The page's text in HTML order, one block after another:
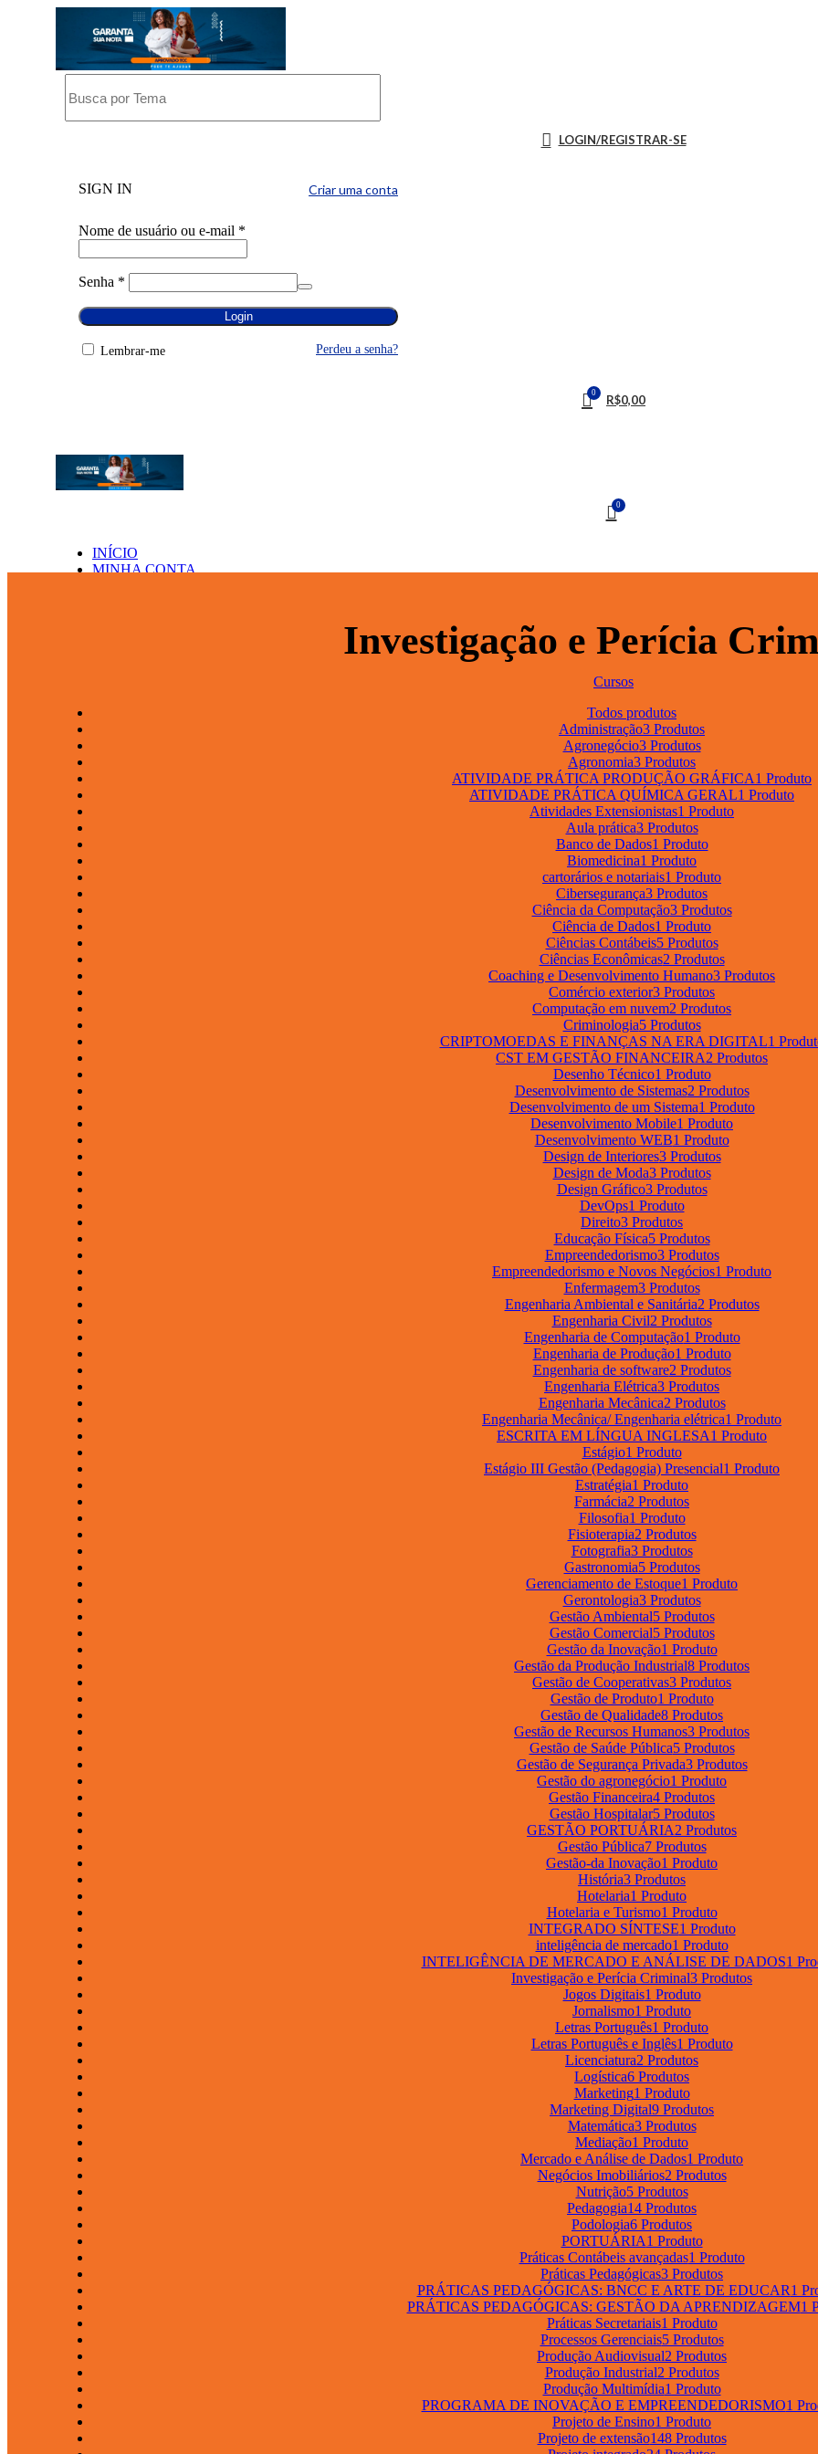
LOGIN/REGISTRAR-SE
SIGN IN Criar uma conta
Nome de usuário ou e-mail *
Senha *
Login
Perdeu a senha?
Lembrar-me
0 R$0,00
0
INÍCIO
MINHA CONTA
Investigação e Perícia
Cursos
Todos produtos
Administração3 Produtos
Agronegócio3 Produtos
Agronomia3 Produtos
ATIVIDADE PRÁTICA PRODUÇÃO GRÁFICA1 Produto
ATIVIDADE PRÁTICA QUÍMICA GERAL1 Produto
Atividades Extensionistas1 Produto
Aula prática3 Produtos
Banco de Dados1 Produto
Biomedicina1 Produto
cartorários e notariais1 Produto
Cibersegurança3 Produtos
Ciência da Computação3 Produtos
Ciência de Dados1 Produto
Ciências Contábeis5 Produtos
Ciências Econômicas2 Produtos
Coaching e Desenvolvimento Humano3 Produtos
Comércio exterior3 Produtos
Computação em nuvem2 Produtos
Criminologia5 Produtos
CRIPTOMOEDAS E FINANÇAS NA ERA DIGITAL1
CST EM GESTÃO FINANCEIRA2 Produtos
Desenho Técnico1 Produto
Desenvolvimento de Sistemas2 Produtos
Desenvolvimento de um Sistema1 Produto
Desenvolvimento Mobile1 Produto
Desenvolvimento WEB1 Produto
Design de Interiores3 Produtos
Design de Moda3 Produtos
Design Gráfico3 Produtos
DevOps1 Produto
Direito3 Produtos
Educação Física5 Produtos
Empreendedorismo3 Produtos
Empreendedorismo e Novos Negócios1 Produto
Enfermagem3 Produtos
Engenharia Ambiental e Sanitária2 Produtos
Engenharia Civil2 Produtos
Engenharia de Computação1 Produto
Engenharia de Produção1 Produto
Engenharia de software2 Produtos
Engenharia Elétrica3 Produtos
Engenharia Mecânica2 Produtos
Engenharia Mecânica/ Engenharia elétrica1 Produto
ESCRITA EM LÍNGUA INGLESA1 Produto
Estágio1 Produto
Estágio III Gestão (Pedagogia) Presencial1 Produto
Estratégia1 Produto
Farmácia2 Produtos
Filosofia1 Produto
Fisioterapia2 Produtos
Fotografia3 Produtos
Gastronomia5 Produtos
Gerenciamento de Estoque1 Produto
Gerontologia3 Produtos
Gestão Ambiental5 Produtos
Gestão Comercial5 Produtos
Gestão da Inovação1 Produto
Gestão da Produção Industrial8 Produtos
Gestão de Cooperativas3 Produtos
Gestão de Produto1 Produto
Gestão de Qualidade8 Produtos
Gestão de Recursos Humanos3 Produtos
Gestão de Saúde Pública5 Produtos
Gestão de Segurança Privada3 Produtos
Gestão do agronegócio1 Produto
Gestão Financeira4 Produtos
Gestão Hospitalar5 Produtos
GESTÃO PORTUÁRIA2 Produtos
Gestão Pública7 Produtos
Gestão-da Inovação1 Produto
História3 Produtos
Hotelaria1 Produto
Hotelaria e Turismo1 Produto
INTEGRADO SÍNTESE1 Produto
inteligência de mercado1 Produto
INTELIGÊNCIA DE MERCADO E ANÁLISE DE DADOS1
Investigação e Perícia Criminal3 Produtos
Jogos Digitais1 Produto
Jornalismo1 Produto
Letras Português1 Produto
Letras Português e Inglês1 Produto
Licenciatura2 Produtos
Logística6 Produtos
Marketing1 Produto
Marketing Digital9 Produtos
Matemática3 Produtos
Mediação1 Produto
Mercado e Análise de Dados1 Produto
Negócios Imobiliários2 Produtos
Nutrição5 Produtos
Pedagogia14 Produtos
Podologia6 Produtos
PORTUÁRIA1 Produto
Práticas Contábeis avançadas1 Produto
Práticas Pedagógicas3 Produtos
PRÁTICAS PEDAGÓGICAS: BNCC E ARTE DE EDUCAR1
PRÁTICAS PEDAGÓGICAS: GESTÃO DA APRENDIZAGEM1
Práticas Secretariais1 Produto
Processos Gerenciais5 Produtos
Produção Audiovisual2 Produtos
Produção Industrial2 Produtos
Produção Multimídia1 Produto
PROGRAMA DE INOVAÇÃO E EMPREENDEDORISMO1
Projeto de Ensino1 Produto
Projeto de extensão148 Produtos